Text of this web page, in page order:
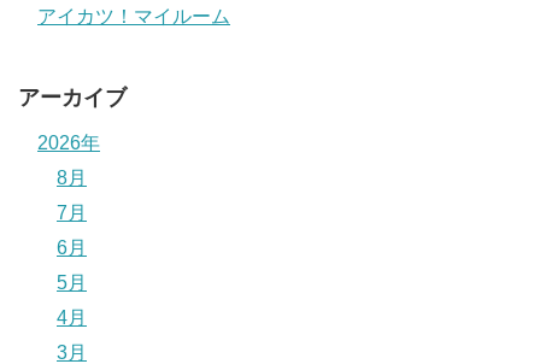
アイカツ！マイルーム
アーカイブ
2026年
8月
7月
6月
5月
4月
3月